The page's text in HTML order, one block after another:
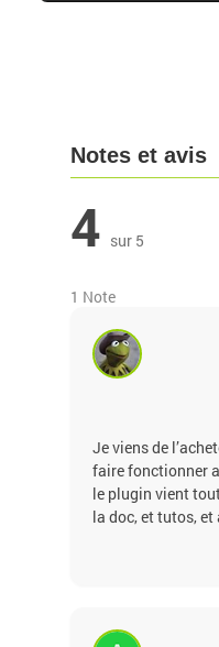
Notes et avis
4 sur 5
1 Note
Je viens de
faire fonctionner
le plugin vient
la doc, et tutos, et